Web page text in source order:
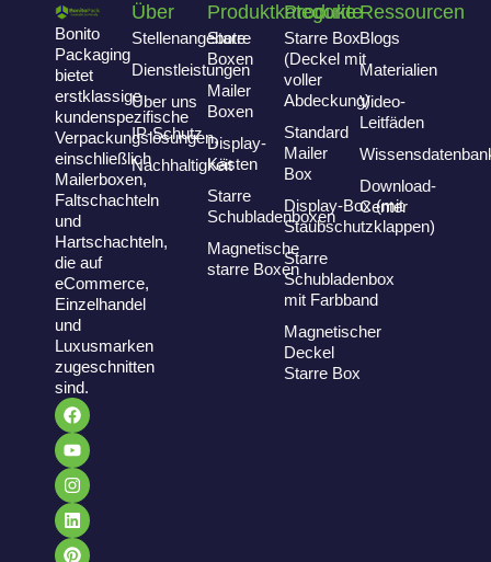
Bonito
Packaging
bietet
erstklassige
kundenspezifische
Verpackungslösungen,
einschließlich
Mailerboxen,
Faltschachteln
und
Hartschachteln,
die auf
eCommerce,
Einzelhandel
und
Luxusmarken
zugeschnitten
sind.
Über
Stellenangebote
Dienstleistungen
Über uns
IP-Schutz
Nachhaltigkeit
Produktkategorie
Starre
Boxen
Mailer
Boxen
Display-
Kästen
Starre
Schubladenboxen
Magnetische
starre Boxen
Produkte
Starre Box
(Deckel mit
voller
Abdeckung)
Standard
Mailer
Box
Display-Box (mit
Staubschutzklappen)
Starre
Schubladenbox
mit Farbband
Magnetischer
Deckel
Starre Box
Ressourcen
Blogs
Materialien
Video-
Leitfäden
Download-
Center